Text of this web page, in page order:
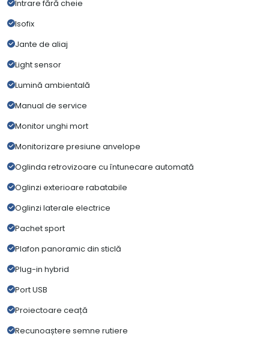
Intrare fără cheie
Isofix
Jante de aliaj
Light sensor
Lumină ambientală
Manual de service
Monitor unghi mort
Monitorizare presiune anvelope
Oglinda retrovizoare cu întunecare automată
Oglinzi exterioare rabatabile
Oglinzi laterale electrice
Pachet sport
Plafon panoramic din sticlă
Plug-in hybrid
Port USB
Proiectoare ceață
Recunoaștere semne rutiere